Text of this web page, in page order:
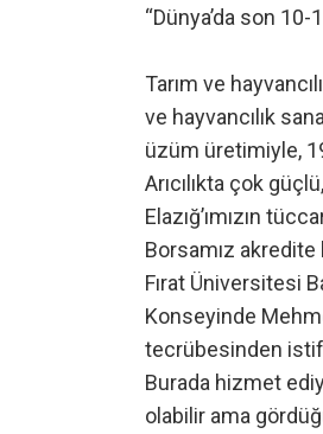
“Dünya’da son
Tarım ve
ve hayvancılık
üzüm üretimiyle,
Arıcılıkta çok
Elazığ’ımızın
Borsamız akredite
Fırat Üniversitesi
Konseyinde
tecrübesinden
Burada hizmet
olabilir ama